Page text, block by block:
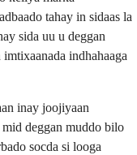
tahay in sidaas la
sida uu u deggan
indhahaaga
inay joojiyaan
deggan muddo bilo
socda si looga